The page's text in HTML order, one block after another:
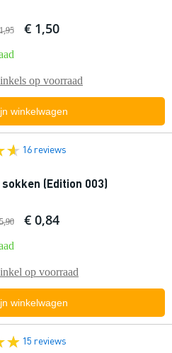
€ 1,50
op voorraad
winkelwagen
16 reviews
sokken (Edition 003)
€ 0,84
op voorraad
winkelwagen
15 reviews